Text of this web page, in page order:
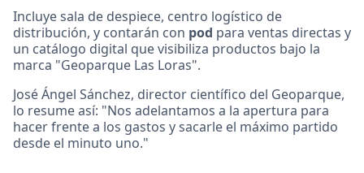
Incluye sala de despiece, centro logístico de
distribución, y contarán con pod para ventas directas y
un catálogo digital que visibiliza productos bajo la
marca "Geoparque Las Loras".
José Ángel Sánchez, director científico del Geoparque,
lo resume así: "Nos adelantamos a la apertura para
hacer frente a los gastos y sacarle el máximo partido
desde el minuto uno."